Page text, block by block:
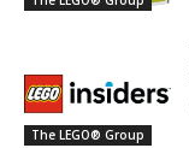
The LEGO® Group